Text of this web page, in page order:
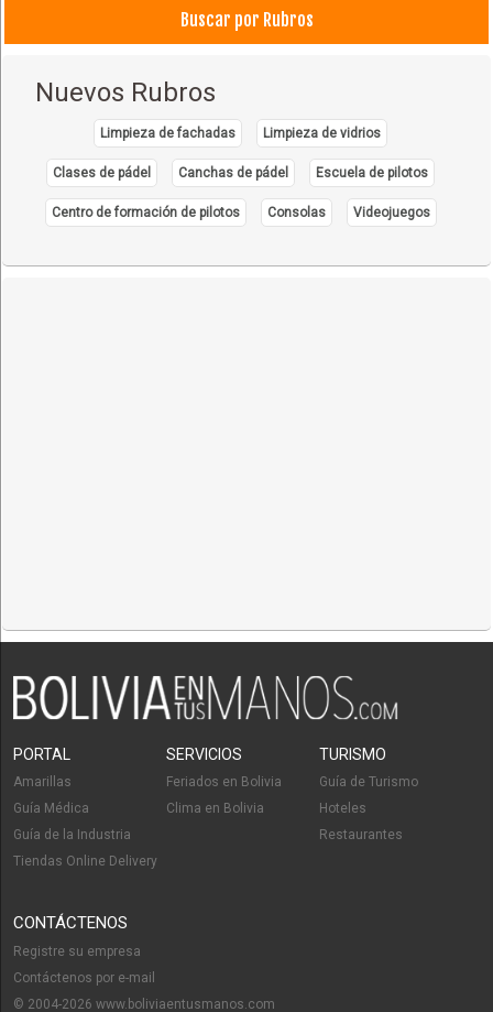
Buscar por Rubros
Nuevos Rubros
Limpieza de fachadas Limpieza de vidrios
Clases de pádel Canchas de pádel Escuela de pilotos
Centro de formación de pilotos Consolas Videojuegos
PORTAL
Amarillas
Guía Médica
Guía de la Industria
Tiendas Online Delivery
SERVICIOS
Feriados en Bolivia
Clima en Bolivia
TURISMO
Guía de Turismo
Hoteles
Restaurantes
CONTÁCTENOS
Registre su empresa
Contáctenos por e-mail
© 2004-2026 www.boliviaentusmanos.com